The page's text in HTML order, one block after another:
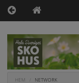
HEM NETWORK